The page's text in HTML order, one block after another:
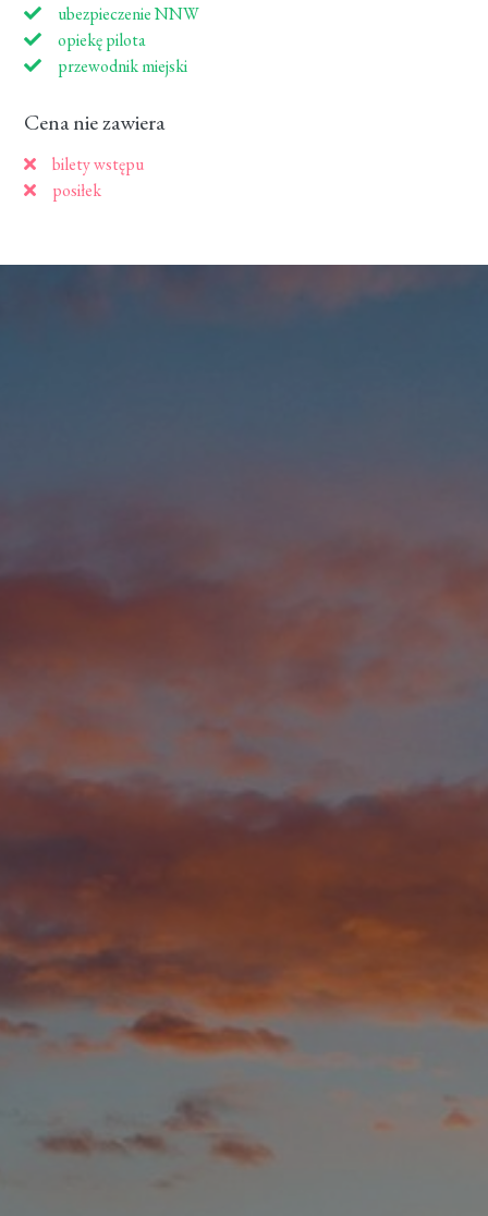
ubezpieczenie NNW
opiekę pilota
przewodnik miejski
Cena nie zawiera
bilety wstępu
posiłek